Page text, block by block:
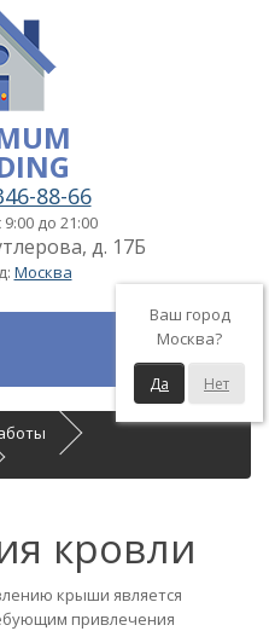
88-66
до 21:00
д. 17Б
Москва
Ваш город
Москва?
Да Нет
кровли
крыши является
привлечения